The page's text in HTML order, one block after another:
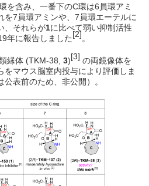
を含み、一番下のC環は6員環アミ
を7員環アミンや、7員環エーテルに
、それらが1に比べて弱い抑制活性
年に報告しました[2]。
縁体 (TKM-38,3)[3] の両鏡像体を
をマウス脳室内投与により評価しま
表前のため、非公開）。